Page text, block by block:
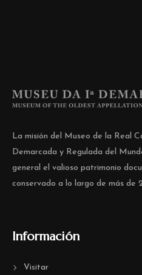
La misión del Museo de la Real
Demarcada y Regulada del
general el valioso patrimonio
conservado a lo largo de más de
Información
Visitar